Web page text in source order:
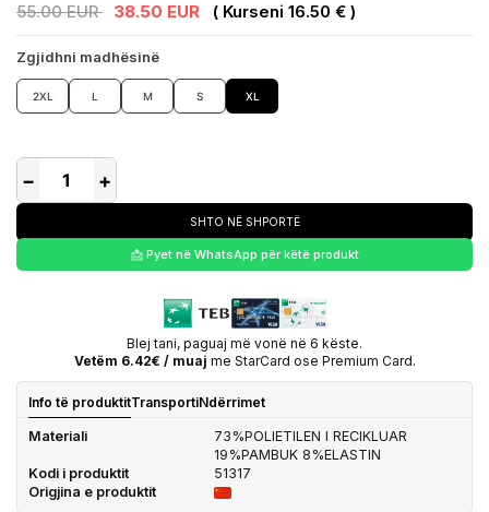
55.00 EUR 38.50 EUR ( Kurseni 16.50 € )
Zgjidhni madhësinë
2XL L M S XL
− +
SHTO NË SHPORTË
📩 Pyet në WhatsApp për këtë produkt
Blej tani, paguaj më vonë në 6 këste.
Vetëm 6.42€ / muaj me StarCard ose Premium Card.
Info të produktitTransportiNdërrimet
Materiali
73%POLIETILEN I RECIKLUAR
19%PAMBUK 8%ELASTIN
Kodi i produktit
51317
Origjina e produktit